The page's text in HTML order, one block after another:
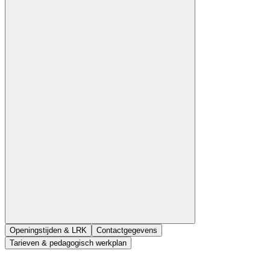
Openingstijden & LRK
Contactgegevens
Tarieven & pedagogisch werkplan